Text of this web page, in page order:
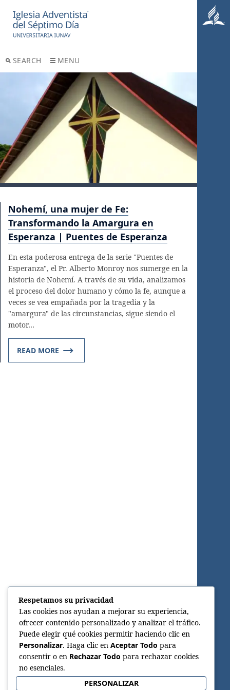
SEARCH MENU
Nohemí, una mujer de Fe:
Transformando la Amargura en
Esperanza | Puentes de Esperanza
En esta poderosa entrega de la serie "Puentes de
Esperanza", el Pr. Alberto Monroy nos sumerge en la
historia de Nohemí. A través de su vida, analizamos
el proceso del dolor humano y cómo la fe, aunque a
veces se vea empañada por la tragedia y la
"amargura" de las circunstancias, sigue siendo el
motor…
READ MORE
Respetamos su privacidad
Las cookies nos ayudan a mejorar su experiencia,
ofrecer contenido personalizado y analizar el tráfico.
Puede elegir qué cookies permitir haciendo clic en
Personalizar. Haga clic en Aceptar Todo para
consentir o en Rechazar Todo para rechazar cookies
no esenciales.
PERSONALIZAR